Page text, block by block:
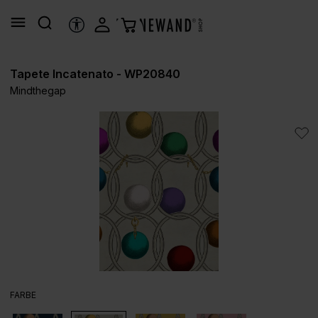
springen
HILFSTOOLS
Bildergalerie überspringen
Tapete Incatenato - WP20840
Mindthegap
FARBE